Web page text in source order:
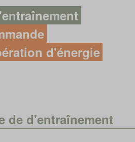
d'énergie
de d'entraînement